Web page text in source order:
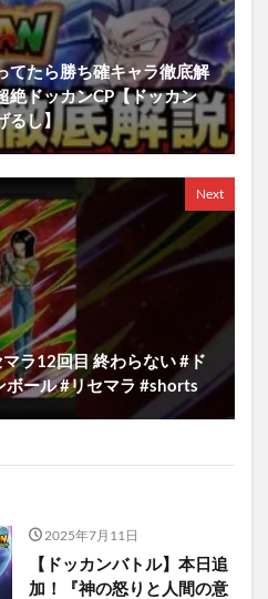
てたら勝ち確キャラ徹底解
絶ドッカンCP【ドッカン
るし】
Next
ラ12回目 終わらない #ド
ボール #リセマラ #shorts
2025年7月11日
【ドッカンバトル】本日追
加！『神の怒りと人間の意